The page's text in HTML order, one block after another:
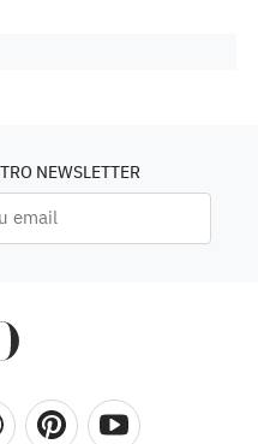
NEWSLETTER